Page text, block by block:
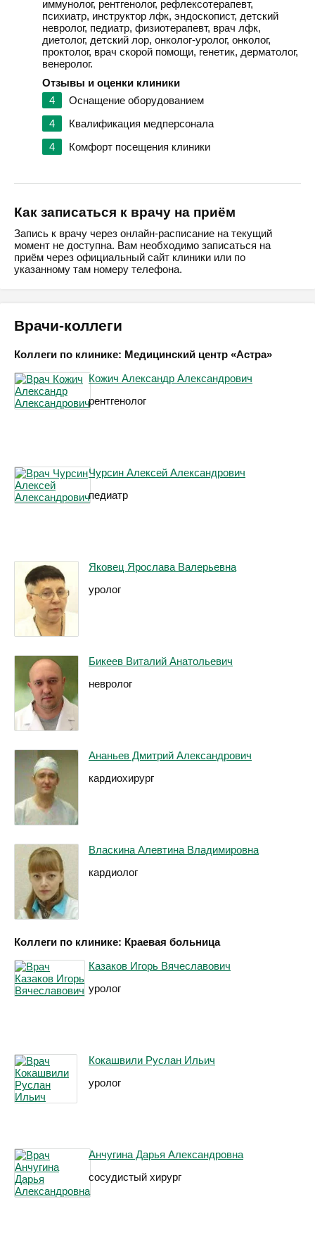
иммунолог, рентгенолог, рефлексотерапевт,
психиатр, инструктор лфк, эндоскопист, детский
невролог, педиатр, физиотерапевт, врач лфк,
диетолог, детский лор, онколог-уролог, онколог,
проктолог, врач скорой помощи, генетик, дерматолог,
венеролог.
Отзывы и оценки клиники
4
Оснащение оборудованием
4
Квалификация медперсонала
4
Комфорт посещения клиники
Как записаться к врачу на приём
Запись к врачу через онлайн-расписание на текущий
момент не доступна. Вам необходимо записаться на
приём через официальный сайт клиники или по
указанному там номеру телефона.
Врачи-коллеги
Коллеги по клинике: Медицинский центр «Астра»
Кожич Александр Александрович
рентгенолог
Чурсин Алексей Александрович
педиатр
Яковец Ярослава Валерьевна
уролог
Бикеев Виталий Анатольевич
невролог
Ананьев Дмитрий Александрович
кардиохирург
Власкина Алевтина Владимировна
кардиолог
Коллеги по клинике: Краевая больница
Казаков Игорь Вячеславович
уролог
Кокашвили Руслан Ильич
уролог
Анчугина Дарья Александровна
сосудистый хирург